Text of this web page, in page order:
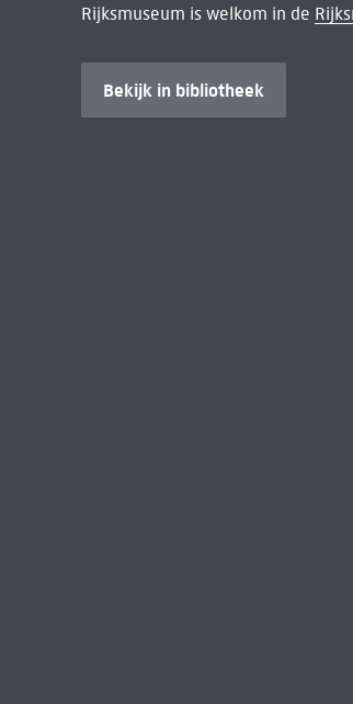
Rijksmuseum is welkom in de
Bekijk in bibliotheek